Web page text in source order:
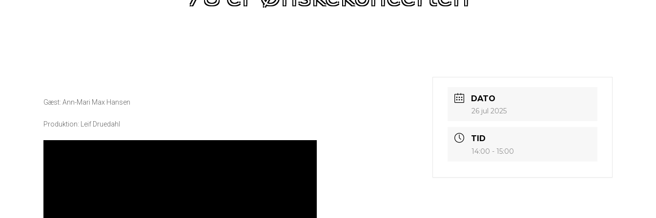
Gæst: Ann-Mari Max Hansen
Produktion: Leif Druedahl
DATO
26 jul 2025
TID
14:00 - 15:00